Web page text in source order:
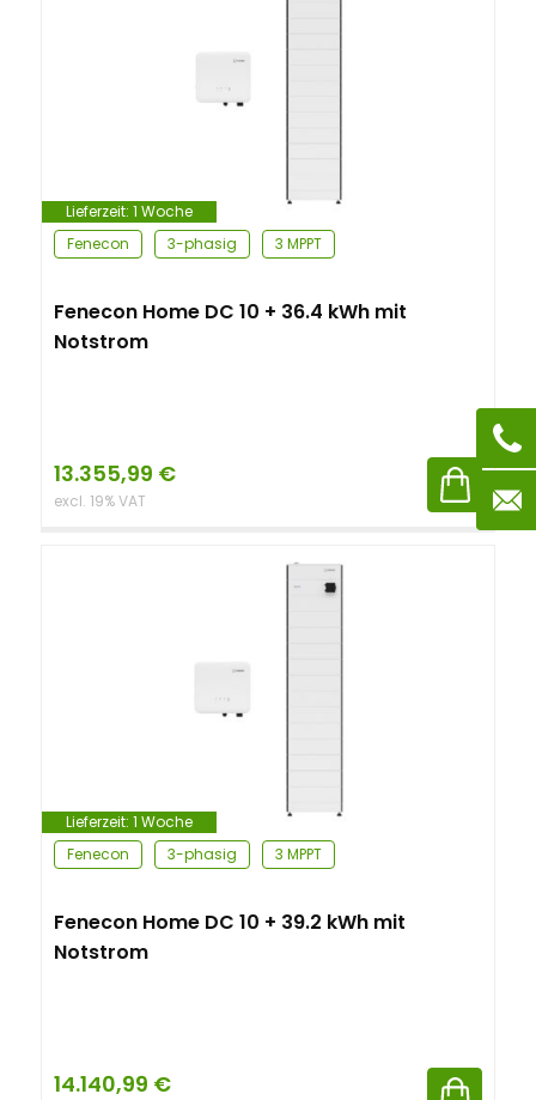
Lieferzeit: 1 Woche
Fenecon
3-phasig 3 MPPT
Fenecon Home DC 10 + 36.4 kWh mit
Notstrom
13.355,99 €
excl. 19% VAT
Lieferzeit: 1 Woche
Fenecon
3-phasig 3 MPPT
Fenecon Home DC 10 + 39.2 kWh mit
Notstrom
14.140,99 €